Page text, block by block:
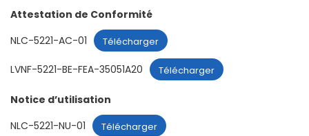
Attestation de Conformité
NLC-5221-AC-01
Télécharger
LVNF-5221-BE-FEA-35051A20 Télécharger
Notice d’utilisation
NLC-5221-NU-01
Télécharger